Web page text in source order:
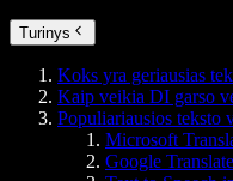
Turinys
Koks yra geriausias
Kaip veikia DI garso
Populiariausios teksto
Microsoft
Google